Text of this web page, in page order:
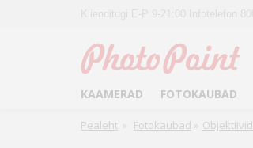
KAAMERAD FOTOKAUBAD
Pealeht » Fotokaubad » Objektiivid